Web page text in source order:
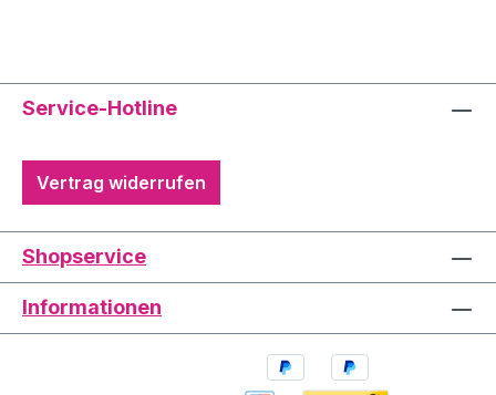
Service-Hotline
Vertrag widerrufen
Shopservice
Informationen